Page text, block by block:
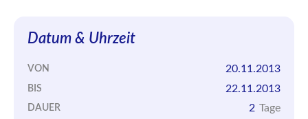
Datum & Uhrzeit
VON 20.11.2013
BIS 22.11.2013
DAUER 2 Tage